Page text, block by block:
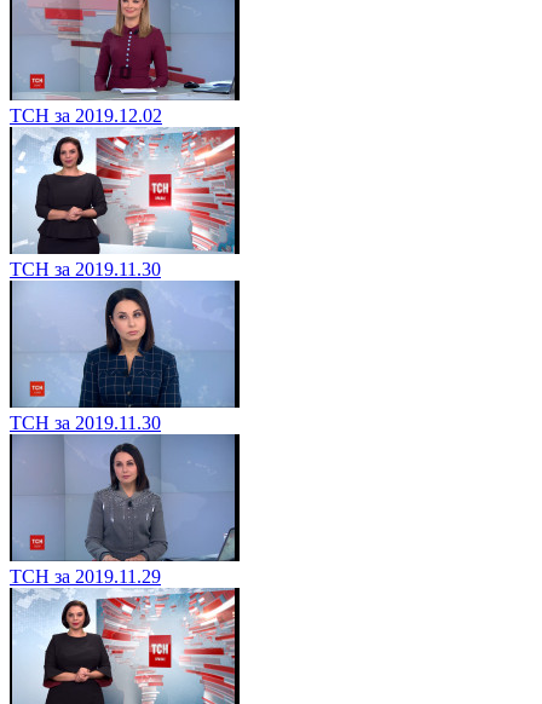
ТСН за 2019.12.02
ТСН за 2019.11.30
ТСН за 2019.11.30
ТСН за 2019.11.29